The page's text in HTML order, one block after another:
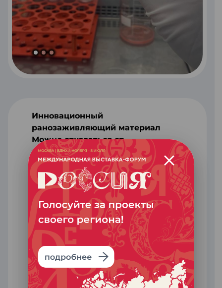
Инновационный
ранозаживляющий материал
Можно отказаться от
трансплантации кожи
В Бурятии разработали технологию
получения коллаген-ламининовых
матриц, которые помогают
заживлять раны и ожоги.
Тканеинженерная раневая
композиция состоит из двух
основных компонентов —
коллагена и ламинина базальной
мембраны, которые максимально
схожи со строением кожи